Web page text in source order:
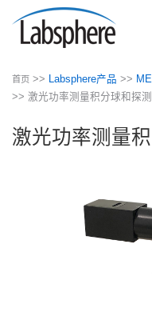
首页 >> Labsphere产品 >>
>> 激光功率测量积分球和探
激光功率测量